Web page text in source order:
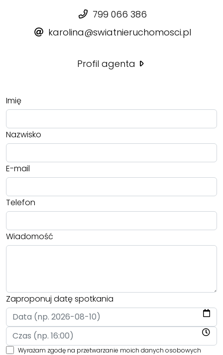
799 066 386
karolina@swiatnieruchomosci.pl
Profil agenta
Imię
Nazwisko
E-mail
Telefon
Wiadomość
Zaproponuj datę spotkania
Wyrażam zgodę na przetwarzanie moich danych osobowych